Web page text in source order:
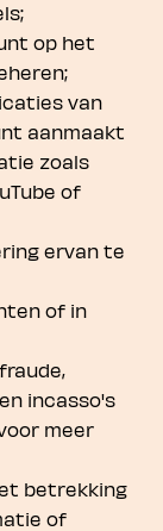
op het
van
aanmaakt
zoals
of
ervan te
of in
incasso's
meer
betrekking
of